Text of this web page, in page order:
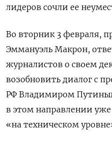
лидеров сочли ее
Во вторник 3 февраля,
Эммануэль Макрон,
журналистов о своем
возобновить диалог с
РФ Владимиром
в этом направлении уже
«на техническом